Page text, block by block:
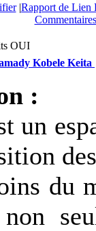
|Rapport de Lien
OUI
Kobele Keita
:
un
du